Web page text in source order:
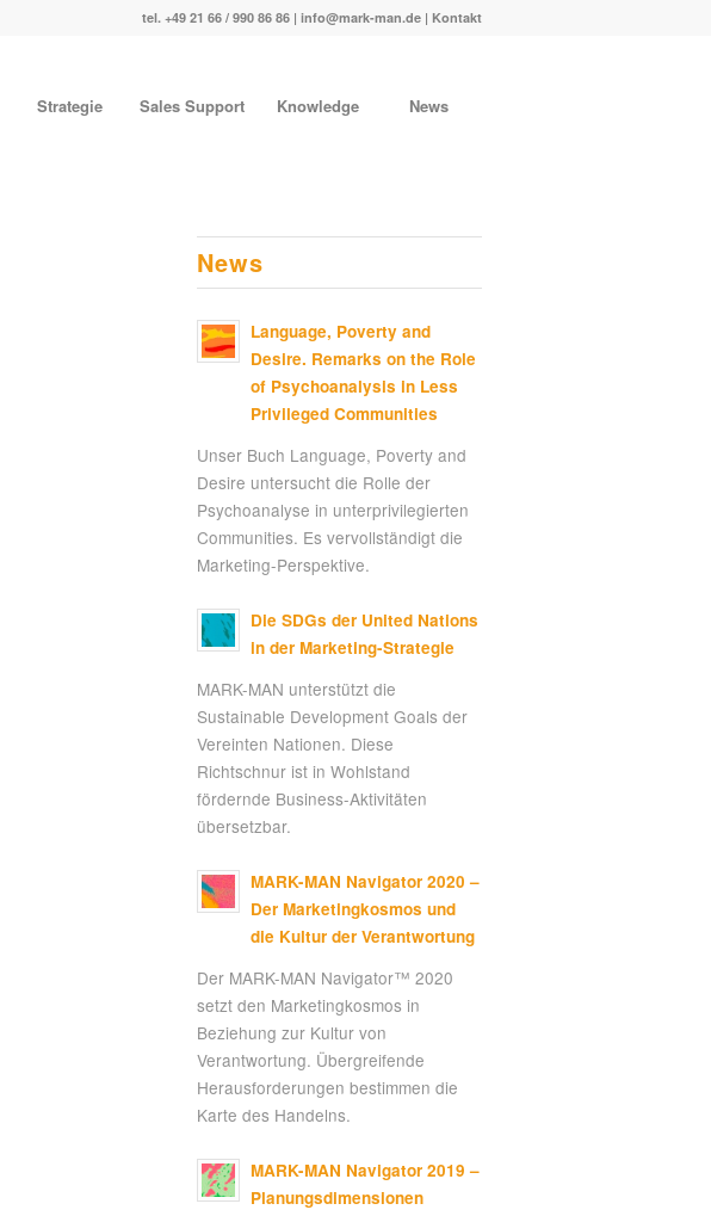
tel. +49 21 66 / 990 86 86 | info@mark-man.de | Kontakt
Strategie Sales Support Knowledge News
News
Language, Poverty and
Desire. Remarks on the Role
of Psychoanalysis in Less
Privileged Communities
Unser Buch Language, Poverty and
Desire untersucht die Rolle der
Psychoanalyse in unterprivilegierten
Communities. Es vervollständigt die
Marketing-Perspektive.
Die SDGs der United Nations
in der Marketing-Strategie
MARK-MAN unterstützt die
Sustainable Development Goals der
Vereinten Nationen. Diese
Richtschnur ist in Wohlstand
fördernde Business-Aktivitäten
übersetzbar.
MARK-MAN Navigator 2020 –
Der Marketingkosmos und
die Kultur der Verantwortung
Der MARK-MAN Navigator™ 2020
setzt den Marketingkosmos in
Beziehung zur Kultur von
Verantwortung. Übergreifende
Herausforderungen bestimmen die
Karte des Handelns.
MARK-MAN Navigator 2019 –
Planungsdimensionen